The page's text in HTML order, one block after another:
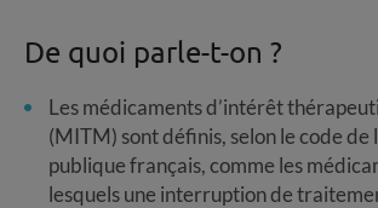
De quoi parle-t-on ?
Les médicaments d’intérêt
(MITM) sont définis, selon le code de
publique français, comme les
lesquels une interruption de